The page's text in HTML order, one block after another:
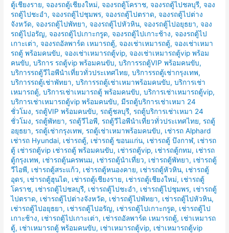
ตู้เชียงราย,จองรถตู้เชียงใหม่,จองรถตู้โคราช,จองรถตู้ไปชลบุรี,จอง
รถตู้ไปชะอำ,จองรถตู้ไปชุมพร,จองรถตู้ไปตราด,จองรถตู้ไปต่าง
จังหวัด,จองรถตู้ไปพัทยา,จองรถตู้ไปหัวหิน,จองรถตู้ไปอยุธยา,จอง
รถตู้ไปอรัญ,จองรถตู้ไปเกาะกรูด,จองรถตู้ไปเกาะช้าง,จองรถตู้ไป
เกาะเต่า,จองรถอัลพาร์ด เหมารถตู้,จองเช่าเหมารถตู้,จองเช่าเหมา
รถตู้ พร้อมคนขับ,จองเช่าเหมารถตู้vip,จองเช่าเหมารถตู้vip พร้อม
คนขับ,บริการ รถตู้vip พร้อมคนขับ,บริการรถตู้VIP พร้อมคนขับ,
บริการรถตู้วีไอพีนำเที่ยวทั่วประเทศไทย,บริการรถตู้เช่ากรุงเทพ,
บริการรถตู้เช่าพัทยา,บริการรถตู้เช่าเหมาพร้อมคนขับ,บริการเช่า
เหมารถตู้,บริการเช่าเหมารถตู้ พร้อมคนขับ,บริการเช่าเหมารถตู้vip,
บริการเช่าเหมารถตู้vip พร้อมคนขับ,มีรถตู้บริการเช่าเหมา 24
ชั่วโมง,รถตู้VIP พร้อมคนขับ,รถตู้ชลบุรี,รถตู้บริการเช่าเหมา 24
ชั่วโมง,รถตู้พัทยา,รถตู้วีไอพี,รถตู้วีไอพีนำเที่ยวทั่วประเทศไทย,รถตู้
อยุธยา,รถตู้เช่ากรุงเทพ,รถตู้เช่าเหมาพร้อมคนขับ, เช่ารถ Alphard
เช่ารถ Hyundai, เช่ารถตู้, เช่ารถตู้ ขอนแก่น, เช่ารถตู้ บึงกาฬ, เช่ารถ
ตู้ เช่ารถตู้vip เช่ารถตู้ พร้อมคนขับ, เช่ารถตู้vip, เช่ารถตู้กทม, เช่ารถ
ตู้กรุงเทพ, เช่ารถตู้นครพนม, เช่ารถตู้นำเที่ยว, เช่ารถตู้พัทยา, เช่ารถตู้
วีไอพี, เช่ารถตู้สระแก้ว, เช่ารถตู้หนองคาย, เช่ารถตู้หัวหิน, เช่ารถตู้
อุดร, เช่ารถตู้ฮุนได, เช่ารถตู้เชียงราย, เช่ารถตู้เชียงใหม่, เช่ารถตู้
โคราช, เช่ารถตู้ไปชลบุรี, เช่ารถตู้ไปชะอำ, เช่ารถตู้ไปชุมพร, เช่ารถตู้
ไปตราด, เช่ารถตู้ไปต่างจังหวัด, เช่ารถตู้ไปพัทยา, เช่ารถตู้ไปหัวหิน,
เช่ารถตู้ไปอยุธยา, เช่ารถตู้ไปอรัญ, เช่ารถตู้ไปเกาะกรูด, เช่ารถตู้ไป
เกาะช้าง, เช่ารถตู้ไปเกาะเต่า, เช่ารถอัลพาร์ด เหมารถตู้, เช่าเหมารถ
ตู้, เช่าเหมารถตู้ พร้อมคนขับ, เช่าเหมารถตู้vip, เช่าเหมารถตู้vip